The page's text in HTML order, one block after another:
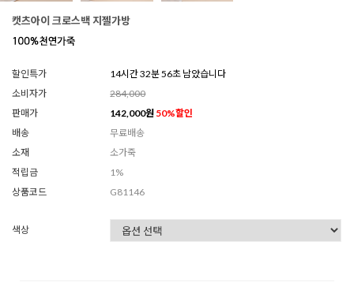
캣츠아이 크로스백 지젤가방
할인특가
14시간 32분 52초 남았습니다
소비자가
284,000
판매가
142,000원 50%할인
배송
무료배송
소재
소가죽
적립금
1%
상품코드
G81146
색상